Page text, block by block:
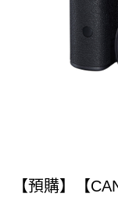
【預購】【